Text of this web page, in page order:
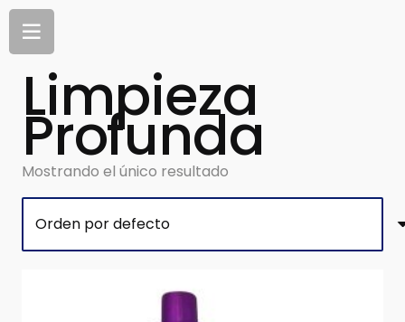
Limpieza
Profunda
Mostrando el único resultado